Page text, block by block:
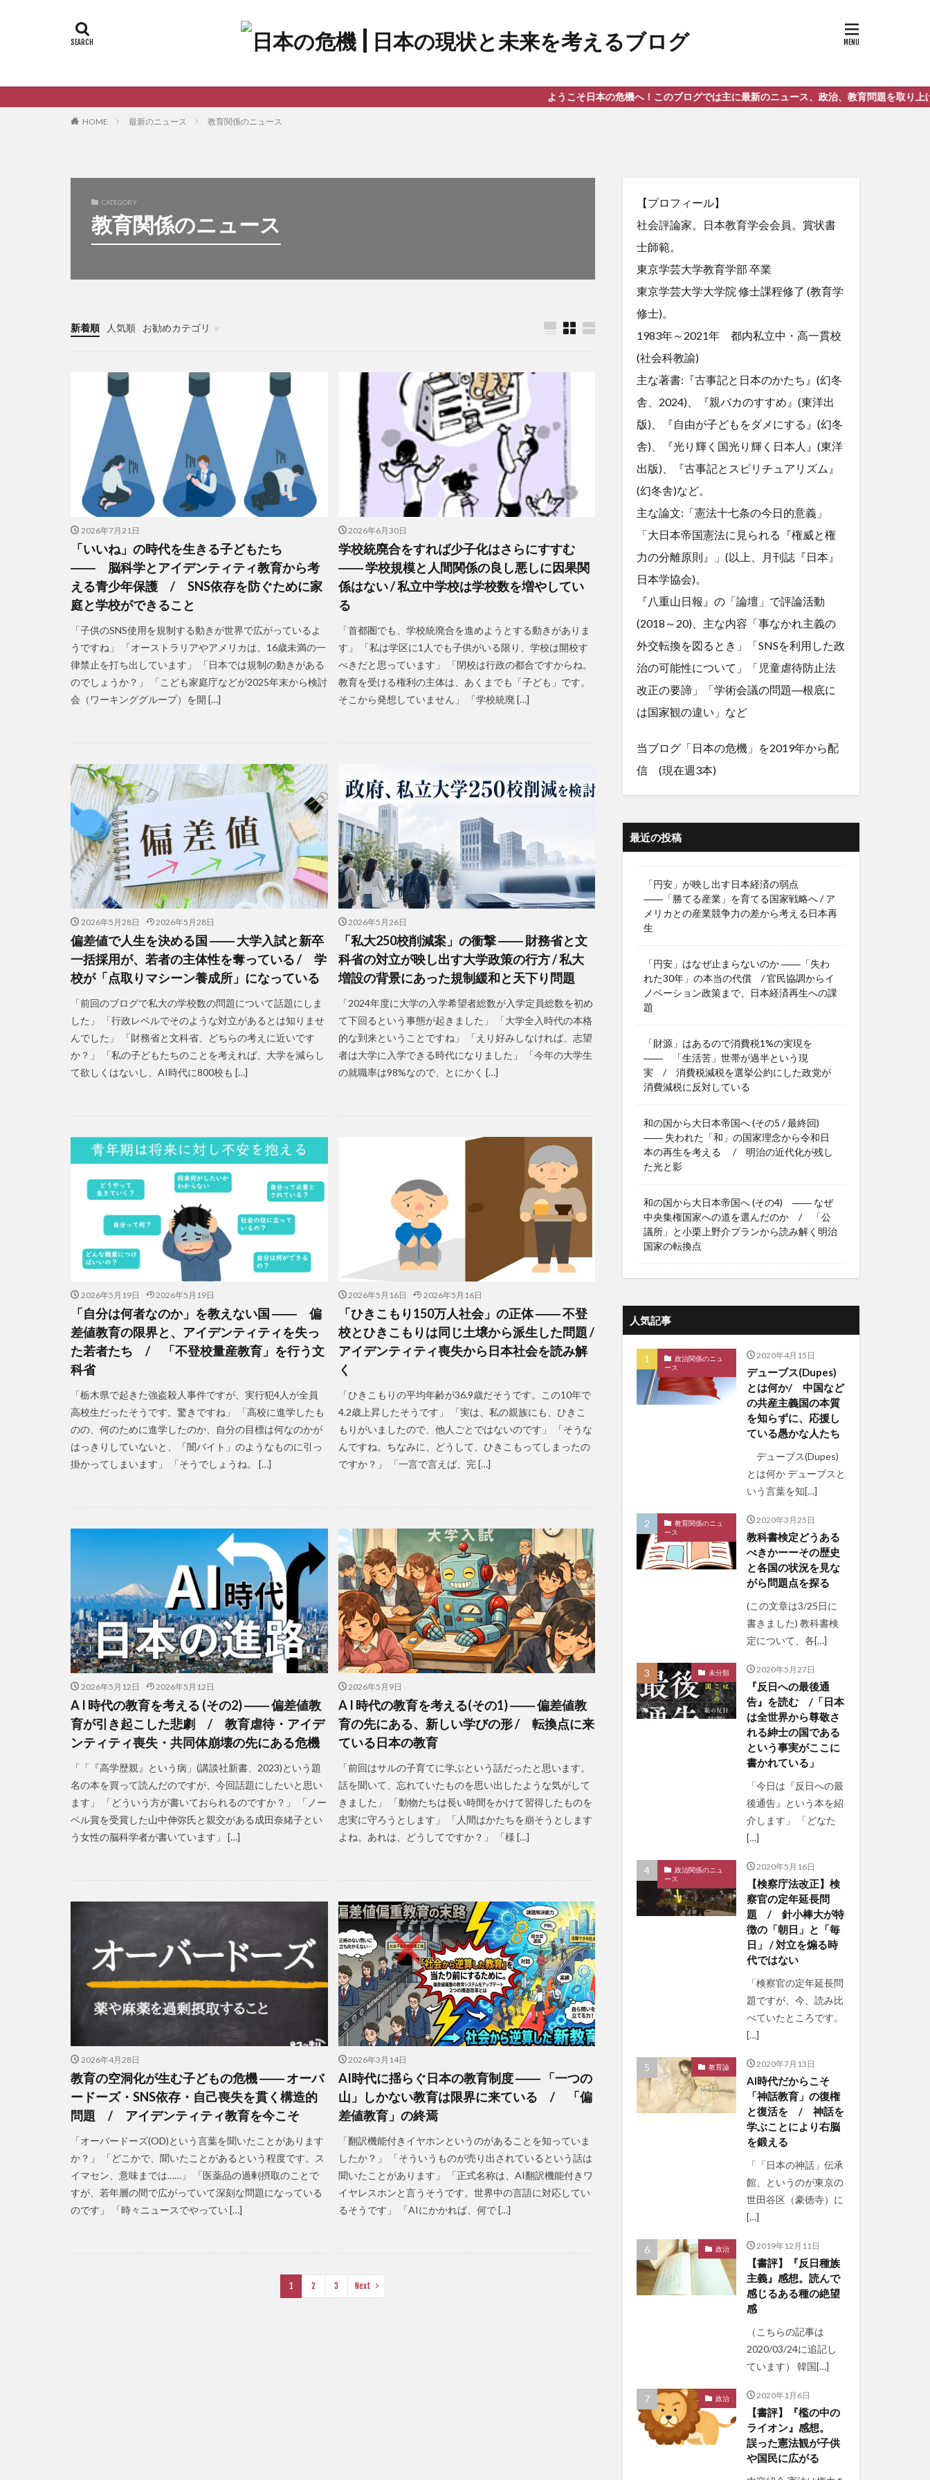
ようこそ日本の危機へ！このブログでは主に最新のニュース、政治、教育問題を取り上げております。
HOME 最新のニュース 教育関係のニュース
CATEGORY
教育関係のニュース
新着順 人気順
お勧めカテゴリ
未分類
2026年7月21日
「いいね」の時代を生きる子どもたち
―― 脳科学とアイデンティティ教育から考
える青少年保護 / SNS依存を防ぐために家
庭と学校ができること
「子供のSNS使用を規制する動きが世界で広がっているよ
うですね」 「オーストラリアやアメリカは、16歳未満の一
律禁止を打ち出しています」 「日本では規制の動きがある
のでしょうか？」 「こども家庭庁などが2025年末から検討
会（ワーキンググループ）を開 […]
2026年6月30日
学校統廃合をすれば少子化はさらにすすむ
―― 学校規模と人間関係の良し悪しに因果関
係はない / 私立中学校は学校数を増やしてい
る
「首都圏でも、学校統廃合を進めようとする動きがありま
す」 「私は学区に1人でも子供がいる限り、学校は開校す
べきだと思っています」 「閉校は行政の都合ですからね。
教育を受ける権利の主体は、あくまでも「子ども」です。
そこから発想していません」 「学校統廃 […]
2026年5月28日 2026年5月28日
偏差値で人生を決める国 ―― 大学入試と新卒
一括採用が、若者の主体性を奪っている / 学
校が「点取りマシーン養成所」になっている
「前回のブログで私大の学校数の問題について話題にしま
した」 「行政レベルでそのような対立があるとは知りませ
んでした」 「財務省と文科省、どちらの考えに近いです
か？」 「私の子どもたちのことを考えれば、大学を減らし
て欲しくはないし、AI時代に800校も […]
2026年5月26日
「私大250校削減案」の衝撃 ―― 財務省と文
科省の対立が映し出す大学政策の行方 / 私大
増設の背景にあった規制緩和と天下り問題
「2024年度に大学の入学希望者総数が入学定員総数を初め
て下回るという事態が起きました」 「大学全入時代の本格
的な到来ということですね」 「えり好みしなければ、志望
者は大学に入学できる時代になりました」 「今年の大学生
の就職率は98%なので、とにかく […]
2026年5月19日 2026年5月19日
「自分は何者なのか」を教えない国 ―― 偏
差値教育の限界と、アイデンティティを失っ
た若者たち / 「不登校量産教育」を行う文
科省
「栃木県で起きた強盗殺人事件ですが、実行犯4人が全員
高校生だったそうです。驚きですね」 「高校に進学したも
のの、何のために進学したのか、自分の目標は何なのかが
はっきりしていないと、「闇バイト」のようなものに引っ
掛かってしまいます」 「そうでしょうね。 […]
2026年5月16日 2026年5月16日
「ひきこもり150万人社会」の正体 ―― 不登
校とひきこもりは同じ土壌から派生した問題 /
アイデンティティ喪失から日本社会を読み解
く
「ひきこもりの平均年齢が36.9歳だそうです。この10年で
4.2歳上昇したそうです」 「実は、私の親族にも、ひきこ
もりがいましたので、他人ごとではないのです」 「そうな
んですね。ちなみに、どうして、ひきこもってしまったの
ですか？」 「一言で言えば、完 […]
2026年5月12日 2026年5月12日
A I 時代の教育を考える (その2) ―― 偏差値教
育が引き起こした悲劇 / 教育虐待・アイデ
ンティティ喪失・共同体崩壊の先にある危機
「「『高学歴親』という病」(講談社新書、2023)という題
名の本を買って読んだのですが、今回話題にしたいと思い
ます」 「どういう方が書いておられるのですか？」 「ノー
ベル賞を受賞した山中伸弥氏と親交がある成田奈緒子とい
う女性の脳科学者が書いています」 […]
2026年5月9日
A I 時代の教育を考える(その1) ―― 偏差値教
育の先にある、新しい学びの形 / 転換点に来
ている日本の教育
「前回はサルの子育てに学ぶという話だったと思います。
話を聞いて、忘れていたものを思い出したような気がして
きました」 「動物たちは長い時間をかけて習得したものを
忠実に守ろうとします」 「人間はかたちを崩そうとします
よね。あれは、どうしてですか？」 「様 […]
2026年4月28日
教育の空洞化が生む子どもの危機 ―― オーバ
ードーズ・SNS依存・自己喪失を貫く構造的
問題 / アイデンティティ教育を今こそ
「オーバードーズ(OD)という言葉を聞いたことがあります
か？」 「どこかで、聞いたことがあるという程度です。ス
イマセン、意味までは……」 「医薬品の過剰摂取のことで
すが、若年層の間で広がっていて深刻な問題になっている
のです」 「時々ニュースでやってい […]
2026年3月14日
AI時代に揺らぐ日本の教育制度 ―― 「一つの
山」しかない教育は限界に来ている / 「偏
差値教育」の終焉
「翻訳機能付きイヤホンというのがあることを知っていま
したか？」 「そういうものが売り出されているという話は
聞いたことがあります」 「正式名称は、AI翻訳機能付きワ
イヤレスホンと言うそうです。世界中の言語に対応してい
るそうです」 「AIにかかれば、何で […]
1 2 3 Next
【プロフィール】
社会評論家。日本教育学会会員。賞状書
士師範。
東京学芸大学教育学部 卒業
東京学芸大学大学院 修士課程修了 (教育学
修士)。
1983年～2021年 都内私立中・高一貫校
(社会科教諭)
主な著書:『古事記と日本のかたち』(幻冬
舎、2024)、『親バカのすすめ』(東洋出
版)、『自由が子どもをダメにする』(幻冬
舎)、『光り輝く国光り輝く日本人』(東洋
出版)、『古事記とスピリチュアリズム』
(幻冬舎)など。
主な論文:「憲法十七条の今日的意義」
「大日本帝国憲法に見られる『権威と権
力の分離原則』」(以上、月刊誌『日本』
日本学協会)。
『八重山日報』の「論壇」で評論活動
(2018～20)、主な内容「事なかれ主義の
外交転換を図るとき」「SNSを利用した政
治の可能性について」「児童虐待防止法
改正の要諦」「学術会議の問題―根底に
は国家観の違い」など
当ブログ「日本の危機」を2019年から配
信 (現在週3本)
最近の投稿
「円安」が映し出す日本経済の弱点
――「勝てる産業」を育てる国家戦略へ / ア
メリカとの産業競争力の差から考える日本再
生
「円安」はなぜ止まらないのか ――「失わ
れた30年」の本当の代償 / 官民協調からイ
ノベーション政策まで、日本経済再生への課
題
「財源」はあるので消費税1%の実現を
―― 「生活苦」世帯が過半という現
実 / 消費税減税を選挙公約にした政党が
消費減税に反対している
和の国から大日本帝国へ (その5 / 最終回)
―― 失われた「和」の国家理念から令和日
本の再生を考える / 明治の近代化が残し
た光と影
和の国から大日本帝国へ (その4) ―― なぜ
中央集権国家への道を選んだのか / 「公
議所」と小栗上野介プランから読み解く明治
国家の転換点
人気記事
政治関係のニュ
ース
2020年4月15日
デューブス(Dupes)
とは何か/ 中国など
の共産主義国の本質
を知らずに、応援し
ている愚かな人たち
デューブス(Dupes)
とは何か デューブスと
いう言葉を知[…]
教育関係のニュ
ース
2020年3月25日
教科書検定どうある
べきかーーその歴史
と各国の状況を見な
がら問題点を探る
(この文章は3/25日に
書きました) 教科書検
定について、各[…]
未分類 2020年5月27日
『反日への最後通
告』を読む /「日本
は全世界から尊敬さ
れる紳士の国である
という事実がここに
書かれている」
「今日は『反日への最
後通告』という本を紹
介します」 「どなた
[…]
政治関係のニュ
ース
2020年5月16日
【検察庁法改正】検
察官の定年延長問
題 / 針小棒大が特
徴の「朝日」と「毎
日」 / 対立を煽る時
代ではない
「検察官の定年延長問
題ですが、今、読み比
べていたところです。
[…]
教育論 2020年7月13日
AI時代だからこそ
「神話教育」の復権
と復活を / 神話を
学ぶことにより右脳
を鍛える
「「日本の神話」伝承
館、というのが東京の
世田谷区（豪徳寺）に
[…]
政治 2019年12月11日
【書評】『反日種族
主義』感想。読んで
感じるある種の絶望
感
（こちらの記事は
2020/03/24に追記し
ています） 韓国[…]
政治 2020年1月6日
【書評】『檻の中の
ライオン』感想。
誤った憲法観が子供
や国民に広がる